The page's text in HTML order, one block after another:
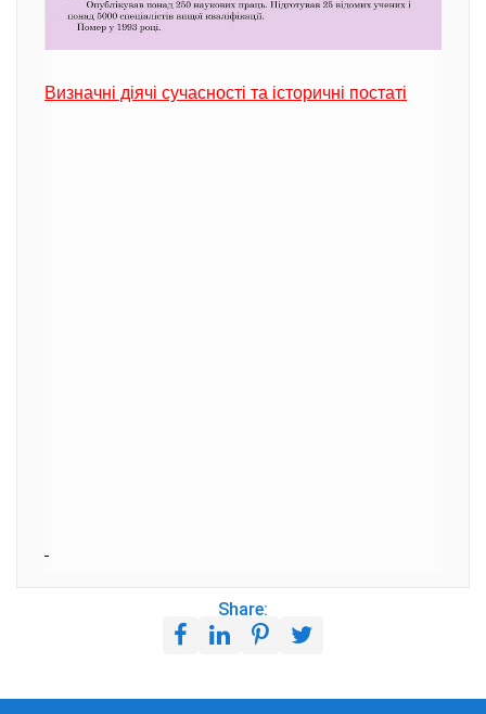
Визначні діячі сучасності та історичні постаті
Share: